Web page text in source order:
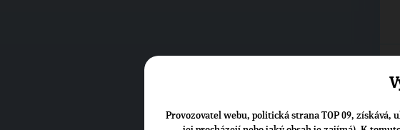
Provozovatel webu, politická strana TOP 09,